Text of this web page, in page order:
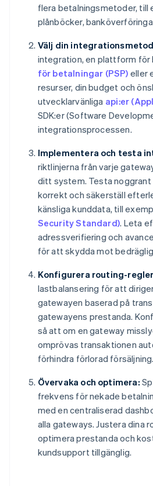
flera betalningsmetoder,
plånböcker,
Välj din
integration, en plattform
för betalningar (PSP) eller
resurser, din budget och
utvecklarvänliga api:er
SDK:er (Software
integrationsprocessen.
Implementera och testa
riktlinjerna från varje
ditt system. Testa
korrekt och säkerställ
känsliga kunddata, till
Security Standard). Leta
adressverifiering och
för att skydda mot
Konfigurera routing-
lastbalansering för att
gatewayen baserad på
gatewayens prestanda.
så att om en gateway
omprövas transaktionen
förhindra förlorad försäljning.
Övervaka och optimera:
frekvens för nekade
med en centraliserad
alla gateways. Justera dina
optimera prestanda och
kundsupport tillgänglig.